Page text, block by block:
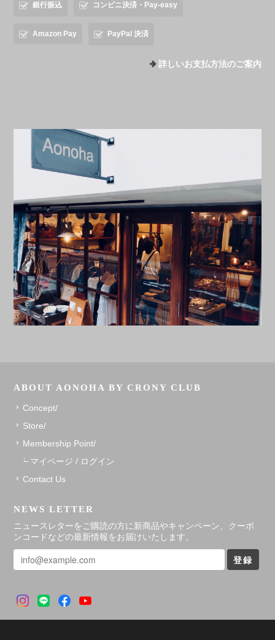
銀行振込 コンビニ決済・Pay-easy
Amazon Pay PayPal 決済
詳しいお支払方法のご案内
ABOUT AONOHA BY CRONY CLUB
Concept/
Store/
Membership Point/
マイページ / ログイン
Contact Us
NEWS LETTER
ニュースレターをご購読の方に新商品やキャンペーン、クーポ
ンコードなどの最新情報をお届けいたします。
登録